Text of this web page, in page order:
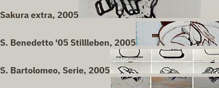
Sakura extra, 2005
S. Benedetto '05 Stillleben, 2005
S. Bartolomeo, Serie, 2005